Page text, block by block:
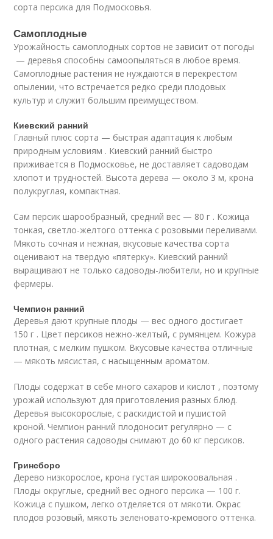
сорта персика для Подмосковья.
Самоплодные
Урожайность самоплодных сортов не зависит от погоды
— деревья способны самоопыляться в любое время.
Самоплодные растения не нуждаются в перекрестом
опылении, что встречается редко среди плодовых
культур и служит большим преимуществом.
Киевский ранний
Главный плюс сорта — быстрая адаптация к любым
природным условиям . Киевский ранний быстро
приживается в Подмосковье, не доставляет садоводам
хлопот и трудностей. Высота дерева — около 3 м, крона
полукруглая, компактная.
Сам персик шарообразный, средний вес — 80 г . Кожица
тонкая, светло-желтого оттенка с розовыми переливами.
Мякоть сочная и нежная, вкусовые качества сорта
оценивают на твердую «пятерку». Киевский ранний
выращивают не только садоводы-любители, но и крупные
фермеры.
Чемпион ранний
Деревья дают крупные плоды — вес одного достигает
150 г . Цвет персиков нежно-желтый, с румянцем. Кожура
плотная, с мелким пушком. Вкусовые качества отличные
— мякоть мясистая, с насыщенным ароматом.
Плоды содержат в себе много сахаров и кислот , поэтому
урожай используют для приготовления разных блюд.
Деревья высокорослые, с раскидистой и пушистой
кроной. Чемпион ранний плодоносит регулярно — с
одного растения садоводы снимают до 60 кг персиков.
Гринсборо
Дерево низкорослое, крона густая широкоовальная .
Плоды округлые, средний вес одного персика — 100 г.
Кожица с пушком, легко отделяется от мякоти. Окрас
плодов розовый, мякоть зеленовато-кремового оттенка.